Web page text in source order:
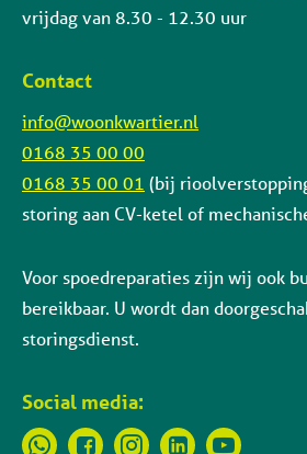
vrijdag van 8.30 - 12.30 uur
Contact
info@woonkwartier.nl
0168 35 00 00
0168 35 00 01 (bij
storing aan CV-ketel of
Voor spoedreparaties zijn wij ook
bereikbaar. U wordt dan
storingsdienst.
Social media: